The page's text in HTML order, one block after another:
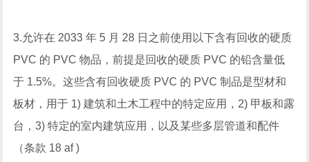
3.允许在 2033 年 5 月 28 日之前使用以下含有回收的硬质
PVC 的 PVC 物品，前提是回收的硬质 PVC 的铅含量低
于 1.5%。这些含有回收硬质 PVC 的 PVC 制品是型材和
板材，用于 1) 建筑和土木工程中的特定应用，2) 甲板和露
台，3) 特定的室内建筑应用，以及某些多层管道和配件
（条款 18 af )